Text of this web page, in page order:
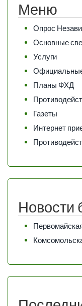
Меню
Опрос
Основные
Услуги
Планы ФХД
Газеты
Интернет
Новости